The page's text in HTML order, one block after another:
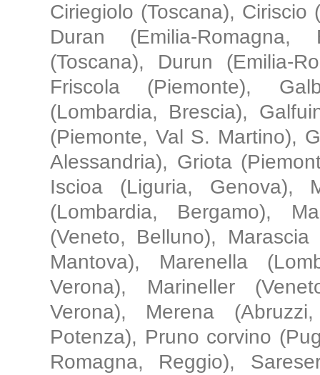
Ciriegiolo (Toscana), Ciriscio
Duran (Emilia-
(Toscana), Durun (Emilia-
Friscola (Piemonte),
(Lombardia, Brescia),
(Piemonte, Val S. Martino),
Alessandria), Griota
Iscioa (Liguria, Genova),
(Lombardia, Bergamo),
(Veneto, Belluno),
Mantova), Marenella
Verona), Marineller
Verona), Merena
Potenza), Pruno corvino
Romagna, Reggio),